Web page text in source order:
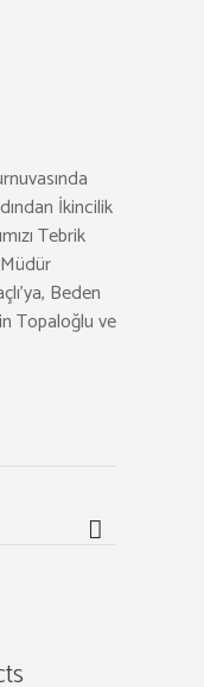
İkincilik
Tebrik
Beden
Topaloğlu ve